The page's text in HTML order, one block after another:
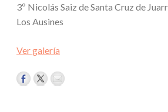
3º Nicolás Saiz de Santa Cruz de
Los Ausines
Ver galería